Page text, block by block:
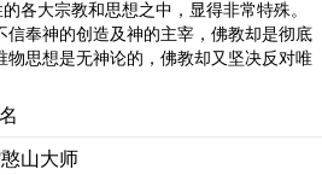
各大宗教和思想之中，显得非常特殊。
信奉神的创造及神的主宰，佛教却是彻底
物思想是无神论的，佛教却又坚决反对唯
憨山大师